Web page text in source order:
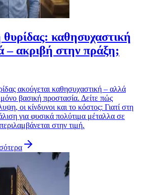
καθησυχαστική
– ακριβή στην πράξη;
ακούγεται καθησυχαστική – αλλά
βασική προστασία. Δείτε πώς
οι κίνδυνοι και το κόστος: Γιατί στη
για φυσικά πολύτιμα μέταλλα σε
στην τιμή.